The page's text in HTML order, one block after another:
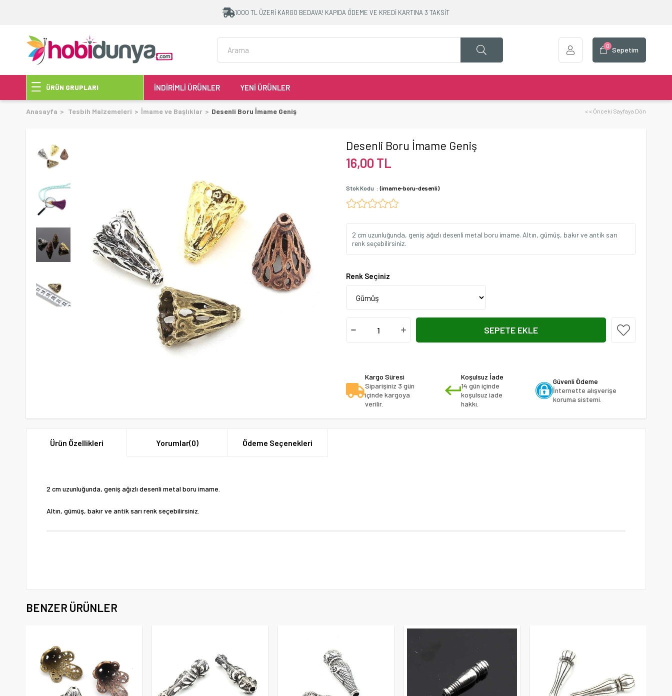
1000 TL ÜZERİ KARGO BEDAVA! KAPIDA ÖDEME VE KREDİ KARTINA 3 TAKSİT
Sepetim
0
ÜRÜN GRUPLARI İNDİRİMLİ ÜRÜNLER YENİ ÜRÜNLER
Anasayfa Tesbih Malzemeleri İmame ve Başlıklar Desenli Boru İmame Geniş < < Önceki Sayfaya Dön
Desenli Boru İmame Geniş
16,00 TL
Stok Kodu (imame-boru-desenli)
2 cm uzunluğunda, geniş ağızlı desenli metal boru imame. Altın, gümüş, bakır ve antik sarı
renk seçebilirsiniz.
Renk Seçiniz
Kargo Süresi
Siparişiniz 3 gün
içinde kargoya
verilir.
Koşulsuz İade
14 gün içinde
koşulsuz iade
hakkı.
Güvenli Ödeme
İnternette alışverişe
koruma sistemi.
Ürün Özellikleri Yorumlar(0) Ödeme Seçenekleri
2 cm uzunluğunda, geniş ağızlı desenli metal boru imame.
Altın, gümüş, bakır ve antik sarı renk seçebilirsiniz.
BENZER ÜRÜNLER